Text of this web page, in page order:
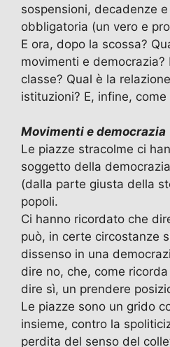
sospensioni, decadenze
obbligatoria (un vero e
E ora, dopo la scossa?
movimenti e democrazia?
classe? Qual è la
istituzioni? E, infine,
Movimenti e democrazia
Le piazze stracolme ci
soggetto della
(dalla parte giusta della
popoli.
Ci hanno ricordato che
può, in certe circostanze
dissenso in una
dire no, che, come
dire sì, un prendere
Le piazze sono un grido
insieme, contro la
perdita del senso del